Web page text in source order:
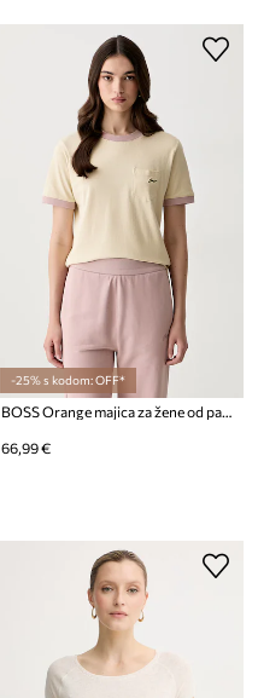
-25% s kodom: OFF*
66,99 €